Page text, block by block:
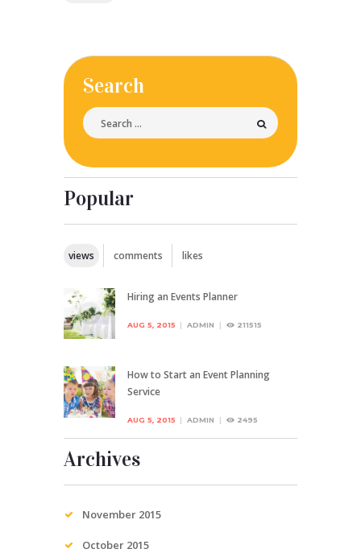
Search
Popular
views comments likes
Hiring an Events Planner
AUG 5, 2015 ADMIN 211515
How to Start an Event Planning
Service
AUG 5, 2015 ADMIN 2495
Archives
November 2015
October 2015